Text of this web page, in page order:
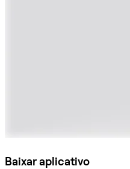
Baixar aplicativo